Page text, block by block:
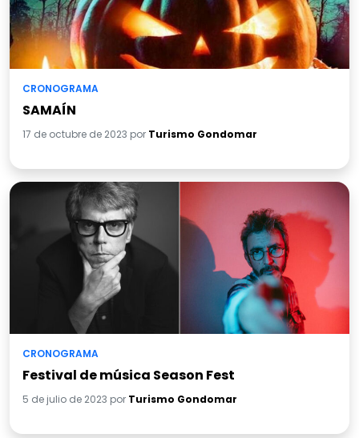
CRONOGRAMA
SAMAÍN
17 de octubre de 2023 por Turismo Gondomar
CRONOGRAMA
Festival de música Season Fest
5 de julio de 2023 por Turismo Gondomar